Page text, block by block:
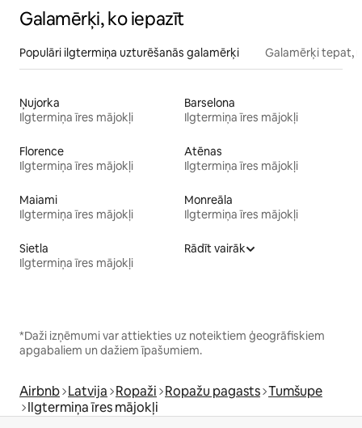
Galamērķi, ko iepazīt
Populāri ilgtermiņa uzturēšanās galamērķi Galamērķi tepat,
Ņujorka
Ilgtermiņa īres mājokļi
Barselona
Ilgtermiņa īres mājokļi
Florence
Ilgtermiņa īres mājokļi
Atēnas
Ilgtermiņa īres mājokļi
Maiami
Ilgtermiņa īres mājokļi
Monreāla
Ilgtermiņa īres mājokļi
Sietla
Ilgtermiņa īres mājokļi
Rādīt vairāk
*Daži izņēmumi var attiekties uz noteiktiem ģeogrāfiskiem
apgabaliem un dažiem īpašumiem.
Airbnb Latvija Ropaži Ropažu pagasts Tumšupe
Ilgtermiņa īres mājokļi